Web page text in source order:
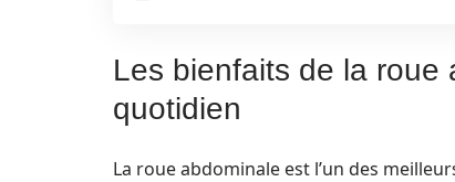
Les bienfaits de la
quotidien
La roue abdominale est l’un des